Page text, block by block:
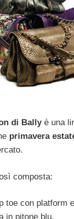
di Ballyè una
primavera
composta:
toe con platform
in pitone blu.